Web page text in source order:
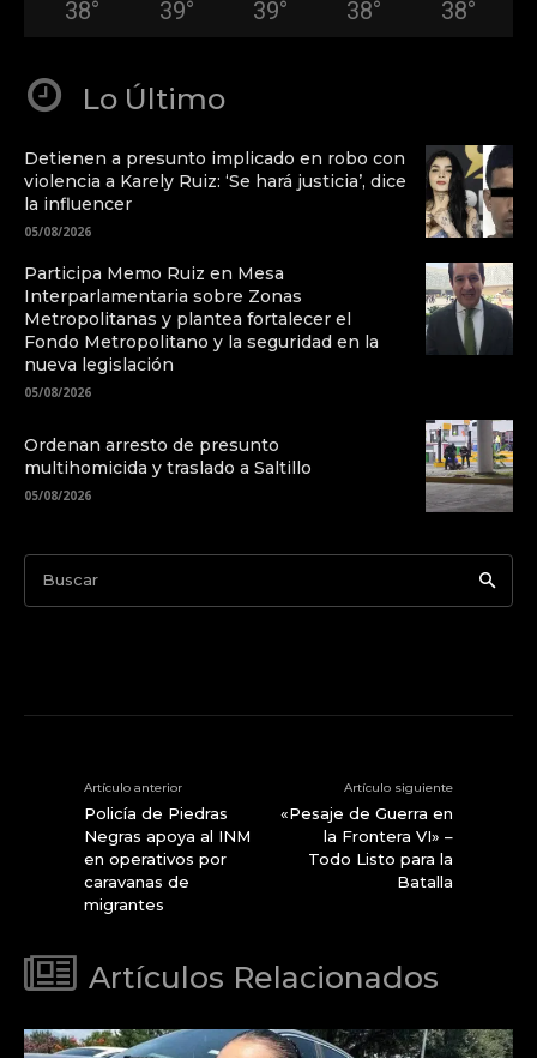
38° 39° 39° 38° 38°
Lo Último
Detienen a presunto implicado en robo con
violencia a Karely Ruiz: ‘Se hará justicia’, dice
la influencer
05/08/2026
Participa Memo Ruiz en Mesa
Interparlamentaria sobre Zonas
Metropolitanas y plantea fortalecer el
Fondo Metropolitano y la seguridad en la
nueva legislación
05/08/2026
Ordenan arresto de presunto
multihomicida y traslado a Saltillo
05/08/2026
Buscar
Artículo anterior
Policía de Piedras
Negras apoya al INM
en operativos por
caravanas de
migrantes
Artículo siguiente
«Pesaje de Guerra en
la Frontera VI» –
Todo Listo para la
Batalla
Artículos Relacionados